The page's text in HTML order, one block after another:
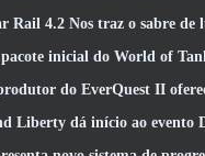
Nos traz o sabre de luz, Freira, Baterista
inicial do World of
EverQuest II oferece detalhes sobre servidor de
Liberty dá início ao evento